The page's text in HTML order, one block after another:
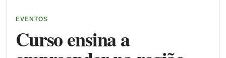
EVENTOS
Curso ensina a